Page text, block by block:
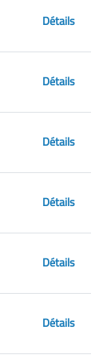
Détails
Détails
Détails
Détails
Détails
Détails